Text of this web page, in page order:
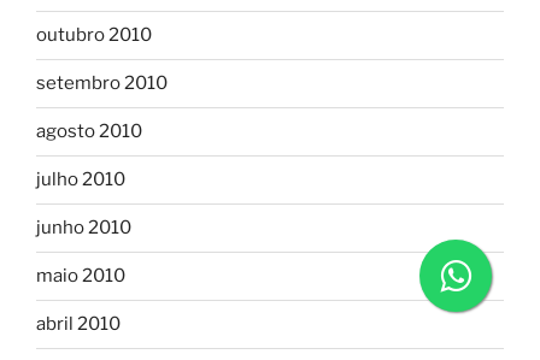
outubro 2010
setembro 2010
agosto 2010
julho 2010
junho 2010
maio 2010
abril 2010